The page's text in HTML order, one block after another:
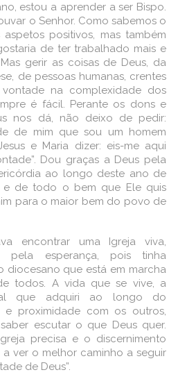
estou a aprender a ser Bispo.
o Senhor. Como sabemos o
positivos, mas também
de ter trabalhado mais e
gerir as coisas de Deus, da
de pessoas humanas, crentes
na complexidade dos
é fácil. Perante os dons e
nos dá, não deixo de pedir:
de mim que sou um homem
e Maria dizer: eis-me aqui
Dou graças a Deus pela
ao longo deste ano de
e de todo o bem que Ele quis
para o maior bem do povo de
encontrar uma Igreja viva,
pela esperança, pois tinha
diocesano que está em marcha
todos. A vida que se vive, a
que adquiri ao longo do
e proximidade com os outros,
escutar o que Deus quer.
precisa e o discernimento
ver o melhor caminho a seguir
de Deus”.